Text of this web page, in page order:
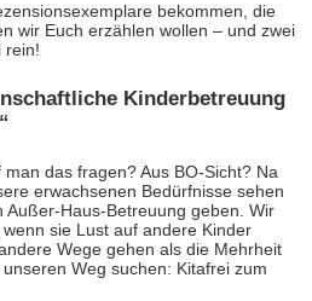
bekommen, die
wir Euch erzählen wollen – und zwei
rein!
Kinderbetreuung
das fragen? Aus BO-Sicht? Na
erwachsenen Bedürfnisse sehen
Außer-Haus-Betreuung geben. Wir
sie Lust auf andere Kinder
Wege gehen als die Mehrheit
Weg suchen: Kitafrei zum